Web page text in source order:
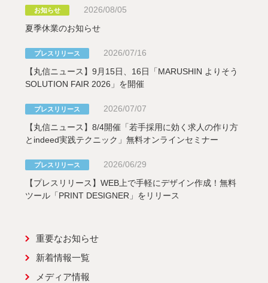
お知らせ
2026/08/05
夏季休業のお知らせ
プレスリリース
2026/07/16
【丸信ニュース】9月15日、16日「MARUSHIN よりそう
SOLUTION FAIR 2026」を開催
プレスリリース
2026/07/07
【丸信ニュース】8/4開催「若手採用に効く求人の作り方
とindeed実践テクニック」無料オンラインセミナー
プレスリリース
2026/06/29
【プレスリリース】WEB上で手軽にデザイン作成！無料
ツール「PRINT DESIGNER」をリリース
重要なお知らせ
新着情報一覧
メディア情報